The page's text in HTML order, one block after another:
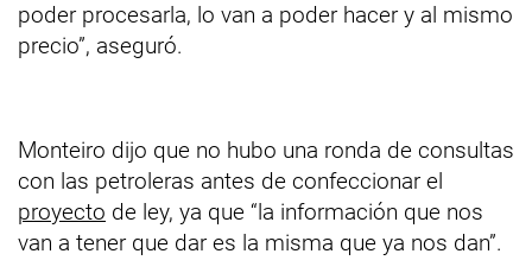
poder procesarla, lo van a poder hacer y al mismo
precio”, aseguró.
Monteiro dijo que no hubo una ronda de consultas
con las petroleras antes de confeccionar el
proyecto de ley, ya que “la información que nos
van a tener que dar es la misma que ya nos dan”.